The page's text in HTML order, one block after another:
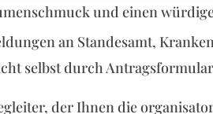
und einen
an Standesamt,
selbst durch
der Ihnen die